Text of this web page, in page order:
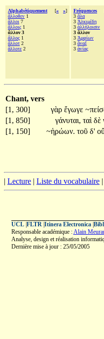
Alphabétiquement [« »]
ἄλλοθεν 1
ἄλλοι 7
ἄλλοις 1
ἄλλον 3
ἄλλος 1
ἄλλοτ 2
ἄλλοτε 2
Fréquences
3 ἅλα
3 Ἀλκιμέδη
3 ἀλλήλοισιν
3 ἄλλον
3 Ἀμφίων
3 ἄναξ
3 ἀνίας
Chant, vers
[1, 300]
γὰρ ἔγωγε
[1, 850]
γάνυται, ταὶ δὲ
[1, 150]
~ἡρώων. τοῦ δ'
| Lecture | Liste du vocabulaire |
UCL| FLTR| Itinera Electronica|
Responsable académique :Alain
Analyse, design et réalisation
Dernière mise à jour : 25/05/2005